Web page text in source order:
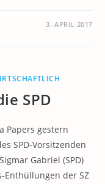
3. APRIL 2017
SPD
Papers gestern
SPD-Vorsitzenden
Gabriel (SPD)
Enthüllungen der SZ